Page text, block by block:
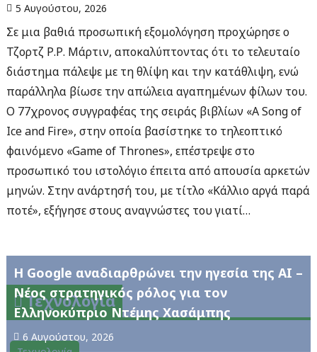
5 Αυγούστου, 2026
Σε μια βαθιά προσωπική εξομολόγηση προχώρησε ο
Τζορτζ Ρ.Ρ. Μάρτιν, αποκαλύπτοντας ότι το τελευταίο
διάστημα πάλεψε με τη θλίψη και την κατάθλιψη, ενώ
παράλληλα βίωσε την απώλεια αγαπημένων φίλων του.
Ο 77χρονος συγγραφέας της σειράς βιβλίων «A Song of
Ice and Fire», στην οποία βασίστηκε το τηλεοπτικό
φαινόμενο «Game of Thrones», επέστρεψε στο
προσωπικό του ιστολόγιο έπειτα από απουσία αρκετών
μηνών. Στην ανάρτησή του, με τίτλο «Κάλλιο αργά παρά
ποτέ», εξήγησε στους αναγνώστες του γιατί…
Τεχνολογία
Η Google αναδιαρθρώνει την ηγεσία της AI –
Νέος στρατηγικός ρόλος για τον
Ελληνοκύπριο Ντέμης Χασάμπης
6 Αυγούστου, 2026